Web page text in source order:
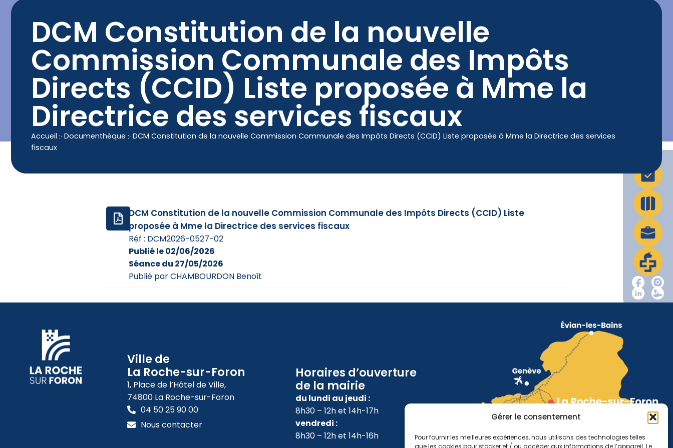
Gérer le consentement
Pour fournir les meilleures expériences, nous utilisons des technologies telles
que les cookies pour stocker et / ou accéder aux informations de l’appareil. Le
principal
Mes démarches La Ville en action
DCM Constitution de la nouvelle
Commission Communale des Impôts
Directs (CCID) Liste proposée à Mme la
Directrice des services fiscaux
Accueil ჻ Documenthèque ჻ DCM Constitution de la nouvelle Commission Communale des Impôts Directs (CCID) Liste proposée à Mme la Directrice des services
fiscaux
DCM Constitution de la nouvelle Commission Communale des Impôts Directs (CCID) Liste
proposée à Mme la Directrice des services fiscaux
Réf : DCM2026-0527-02
Publié le 02/06/2026
Séance du 27/05/2026
Publié par CHAMBOURDON Benoît
Ville de
La Roche-sur-Foron
1, Place de l’Hôtel de Ville,
74800 La Roche-sur-Foron
04 50 25 90 00
Nous contacter
Horaires d’ouverture
de la mairie
du lundi au jeudi :
8h30 – 12h et 14h-17h
vendredi :
8h30 – 12h et 14h-16h